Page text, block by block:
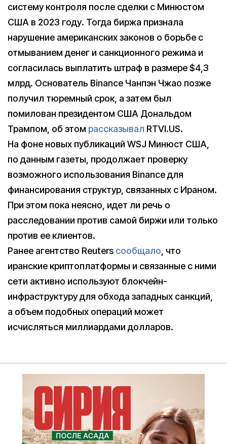
систему контроля после сделки с Минюстом
США в 2023 году. Тогда биржа признала
нарушение американских законов о борьбе с
отмыванием денег и санкционного режима и
согласилась выплатить штраф в размере $4,3
млрд. Основатель Binance Чанпэн Чжао позже
получил тюремный срок, а затем был
помилован президентом США Дональдом
Трампом, об этом рассказывал RTVI.US.
На фоне новых публикаций WSJ Минюст США,
по данным газеты, продолжает проверку
возможного использования Binance для
финансирования структур, связанных с Ираном.
При этом пока неясно, идет ли речь о
расследовании против самой биржи или только
против ее клиентов.
Ранее агентство Reuters сообщало, что
иранские криптоплатформы и связанные с ними
сети активно используют блокчейн-
инфраструктуру для обхода западных санкций,
а объем подобных операций может
исчисляться миллиардами долларов.